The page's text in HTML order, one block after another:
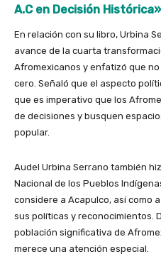
A.C en Decisión
En relación con su libro, Urbina
avance de la cuarta
Afromexicanos y enfatizó que
cero. Señaló que el aspecto
que es imperativo que los
de decisiones y busquen
popular.
Audel Urbina Serrano también
Nacional de los Pueblos
considere a Acapulco, así como
sus políticas y reconocimientos.
población significativa de
merece una atención especial.